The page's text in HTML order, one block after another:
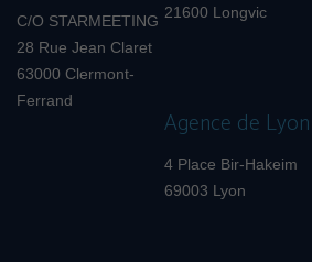
C/O STARMEETING
28 Rue Jean Claret
63000 Clermont-
Ferrand
21600 Longvic
Agence de Lyon
4 Place Bir-Hakeim
69003 Lyon